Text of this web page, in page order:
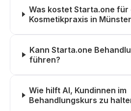
Was kostet Starta.one für
Kosmetikpraxis in
Kann Starta.one
führen?
Wie hilft AI, Kundinnen im
Behandlungskurs zu